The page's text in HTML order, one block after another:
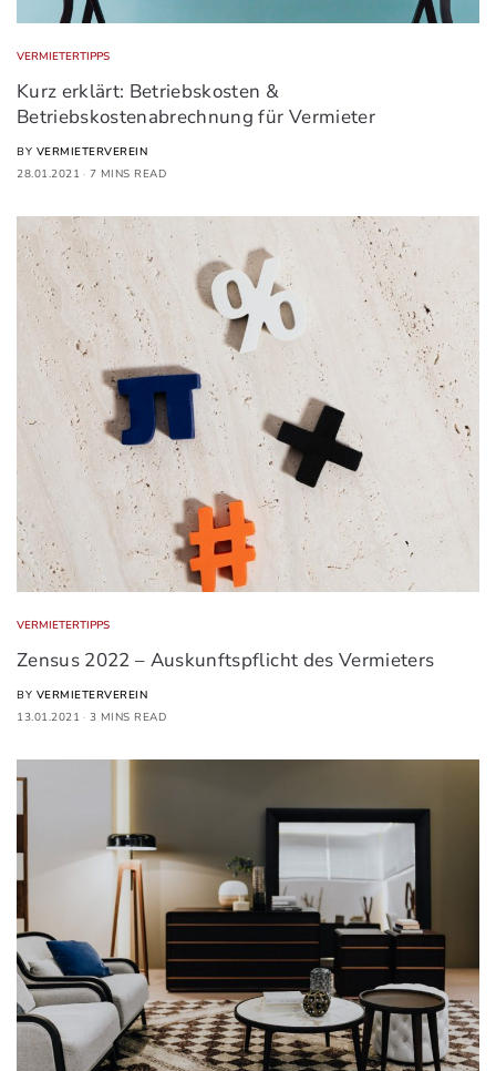
VERMIETERTIPPS
Kurz erklärt: Betriebskosten &
Betriebskostenabrechnung für Vermieter
BY VERMIETERVEREIN
28.01.2021
7 MINS READ
VERMIETERTIPPS
Zensus 2022 – Auskunftspflicht des Vermieters
BY VERMIETERVEREIN
13.01.2021
3 MINS READ